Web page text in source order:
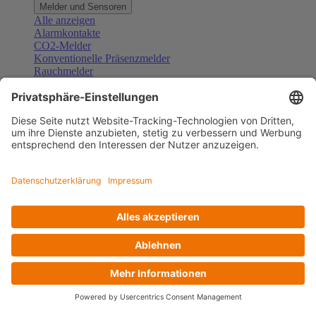
Melder und Sensoren
Alle anzeigen
Alarmkontakte
CO2-Melder
Konventionelle Präsenzmelder
Rauchmelder
Gefahrenmelder
Türsprechanlagen
Alle anzeigen
Außenstationen
Klingeltaster und Gongs
Sprechanlagen-Sets
Zubehör Türkommunikation
Videoüberwachung
Zubehör Videoüberwachung
Alle anzeigen